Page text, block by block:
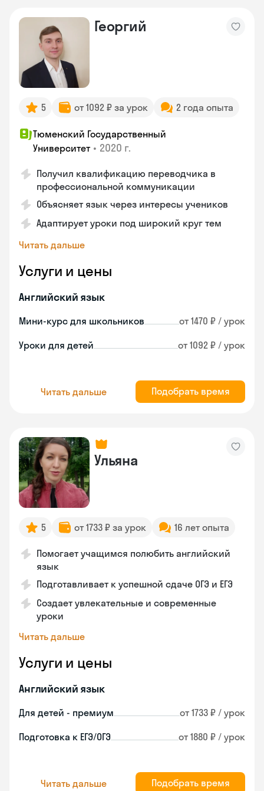
Георгий
5 от 1092 ₽ за урок 2 года опыта
Тюменский Государственный
Университет • 2020 г.
Получил квалификацию переводчика в
профессиональной коммуникации
Объясняет язык через интересы учеников
Адаптирует уроки под широкий круг тем
Читать дальше
Услуги и цены
Английский язык
Мини-курс для школьников от 1470 ₽ / урок
Уроки для детей от 1092 ₽ / урок
Читать дальше Подобрать время
Ульяна
5 от 1733 ₽ за урок 16 лет опыта
Помогает учащимся полюбить английский
язык
Подготавливает к успешной сдаче ОГЭ и ЕГЭ
Создает увлекательные и современные
уроки
Читать дальше
Услуги и цены
Английский язык
Для детей - премиум от 1733 ₽ / урок
Подготовка к ЕГЭ/ОГЭ от 1880 ₽ / урок
Читать дальше Подобрать время